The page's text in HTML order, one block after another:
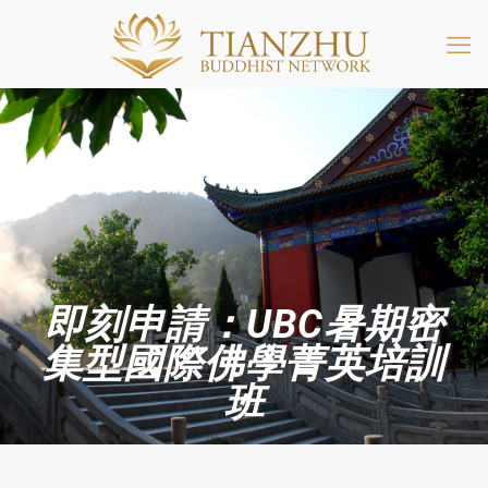
即刻申請：UBC暑期密
集型國際佛學菁英培訓
班